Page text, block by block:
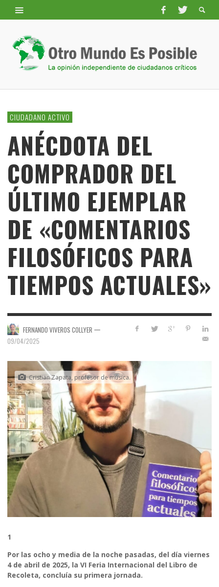
CIUDADANO ACTIVO
ANÉCDOTA DEL
COMPRADOR DEL
ÚLTIMO EJEMPLAR
DE «COMENTARIOS
FILOSÓFICOS PARA
TIEMPOS ACTUALES»
FERNANDO VIVEROS COLLYER —
09/04/2025
Cristian Zapata, profesor de música.
1
Por las ocho y media de la noche pasadas, del día viernes
4 de abril de 2025, la VI Feria Internacional del Libro de
Recoleta, concluía su primera jornada.